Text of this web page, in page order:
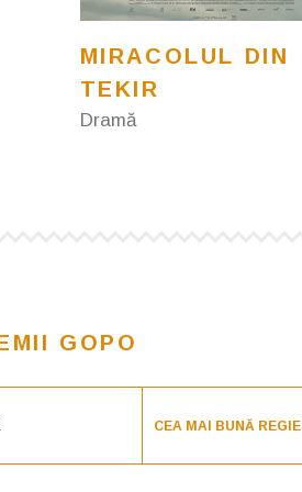
MIRACOLUL DIN
TEKIR
Dramă
GOPO
CEA MAI BUNĂ REGIE